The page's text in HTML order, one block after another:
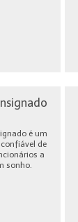
é um
de
a
sonho.